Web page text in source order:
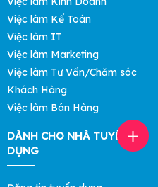
Việc làm Kế Toán
Việc làm IT
Việc làm Marketing
Việc làm Tư Vấn/Chăm sóc
Khách Hàng
Việc làm Bán Hàng
DÀNH CHO NHÀ TUYỂN
DỤNG